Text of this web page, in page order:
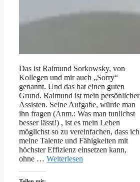
Das ist Raimund Sorkowsky, von
Kollegen und mir auch „Sorry“
genannt. Und das hat einen guten
Grund. Raimund ist mein persönlicher
Assisten. Seine Aufgabe, würde man
ihn fragen (Anm.: Was man tunlichst
besser lässt!) , ist es mein Leben
möglichst so zu vereinfachen, dass ich
meine Talente und Fähigkeiten mit
höchster Effizienz einsetzen kann,
ohne … Weiterlesen